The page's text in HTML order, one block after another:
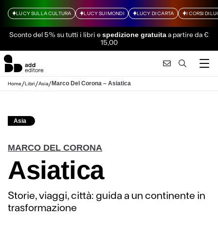
LUCY SULLA CULTURA LUCY SUI MONDI LUCY DI CARTA I CORSI DI
Sconto del 5% su tutti i libri espedizione gratuitaa partire da €
15,00
Home/Libri/Asia/Marco Del Corona – Asiatica
Asia
MARCO DEL CORONA
Asiatica
Storie, viaggi, città: guida a un continente in
trasformazione